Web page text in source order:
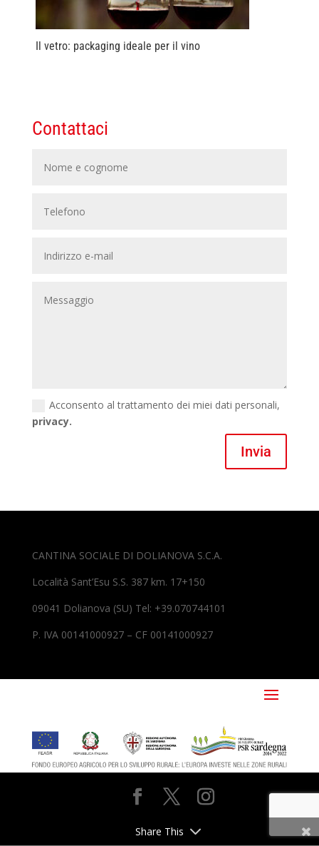
Il vetro: packaging ideale per il vino
Contattaci
Acconsento al trattamento dei miei dati personali,
privacy.
Invia
CANTINA SOCIALE DI DOLIANOVA S.C.A.
Località Sant’Esu S.S. 387 km. 17+150
09041 Dolianova (SU) Tel: +39.070744101
P. IVA 00141000927 – CF 00141000927
Share This